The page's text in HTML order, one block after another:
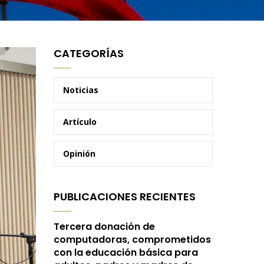
CATEGORÍAS
Noticias
Artículo
Opinión
PUBLICACIONES RECIENTES
Tercera donación de
computadoras, comprometidos
con la educación básica para